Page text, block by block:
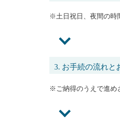
※土日祝日、夜間の時
3. お手続の流れと
※ご納得のうえで進め